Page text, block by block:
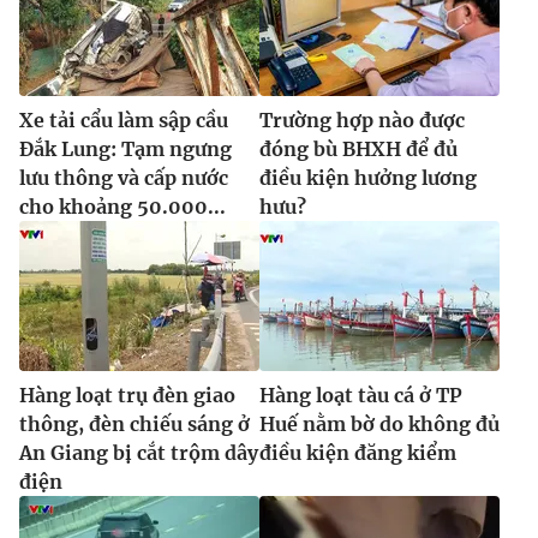
Xe tải cẩu làm sập cầu
Đắk Lung: Tạm ngưng
lưu thông và cấp nước
cho khoảng 50.000...
Trường hợp nào được
đóng bù BHXH để đủ
điều kiện hưởng lương
hưu?
Hàng loạt trụ đèn giao
thông, đèn chiếu sáng ở
An Giang bị cắt trộm dây
điện
Hàng loạt tàu cá ở TP
Huế nằm bờ do không đủ
điều kiện đăng kiểm